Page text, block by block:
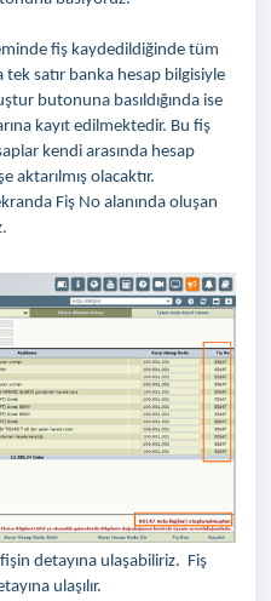
fiş kaydedildiğinde tüm
tek satır banka hesap bilgisiyle
butonuna basıldığında ise
kayıt edilmektedir. Bu fiş
kendi arasında hesap
aktarılmış olacaktır.
Fiş No alanında oluşan
fişin detayına ulaşabiliriz. Fiş
ulaşılır.